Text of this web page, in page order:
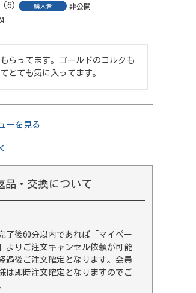
6 購入者
非公開
らってます。ゴールドのコルクも
とても気に入ってます。
ーを見る
品・交換について
了後60分以内であれば 「マイペー
よりご注文キャンセル依頼が可能
過後ご注文確定となります。会員
は即時注文確定となりますのでご